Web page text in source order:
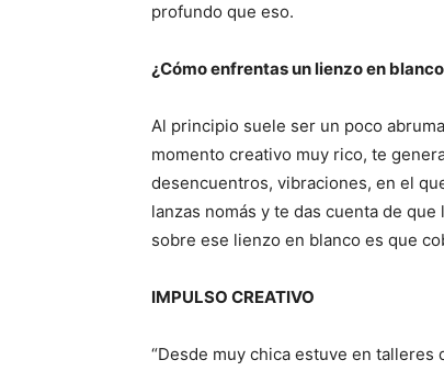
profundo que eso.
¿Cómo enfrentas un lienzo en
Al principio suele ser un poco
momento creativo muy rico, te
desencuentros, vibraciones, en el
lanzas nomás y te das cuenta de
sobre ese lienzo en blanco es que
IMPULSO CREATIVO
“Desde muy chica estuve en